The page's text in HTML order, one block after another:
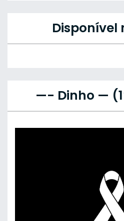
Disponível
—- Dinho —